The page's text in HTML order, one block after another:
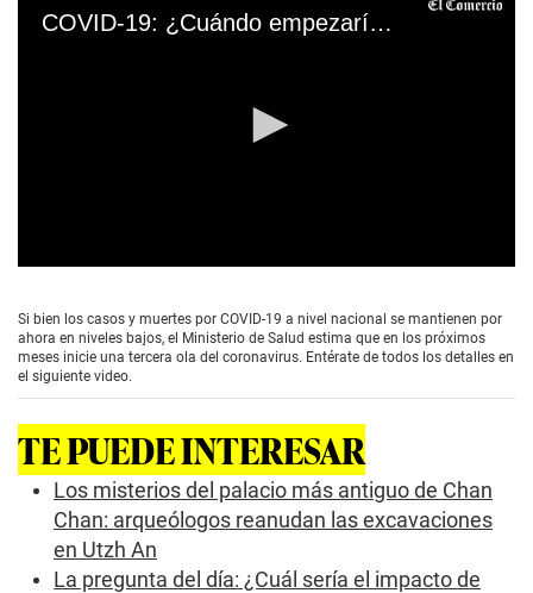
COVID-19: ¿Cuándo empezaría una eventual tercera ola?
e
c
o
n
o
f
0
Si bien los casos y muertes por COVID-19 a nivel nacional se mantienen por
ahora en niveles bajos, el Ministerio de Salud estima que en los próximos
meses inicie una tercera ola del coronavirus. Entérate de todos los detalles en
el siguiente video.
TE PUEDE INTERESAR
Los misterios del palacio más antiguo de Chan
Chan: arqueólogos reanudan las excavaciones
en Utzh An
La pregunta del día: ¿Cuál sería el impacto de